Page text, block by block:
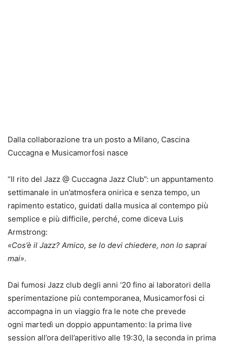
Dalla collaborazione tra un posto a Milano, Cascina
Cuccagna e Musicamorfosi nasce
“Il rito del Jazz @ Cuccagna Jazz Club”: un appuntamento
settimanale in un’atmosfera onirica e senza tempo, un
rapimento estatico, guidati dalla musica al contempo più
semplice e più difficile, perché, come diceva Luis
Armstrong:
«Cos’è il Jazz? Amico, se lo devi chiedere, non lo saprai
mai».
Dai fumosi Jazz club degli anni ‘20 fino ai laboratori della
sperimentazione più contemporanea, Musicamorfosi ci
accompagna in un viaggio fra le note che prevede
ogni martedì un doppio appuntamento: la prima live
session all’ora dell’aperitivo alle 19:30, la seconda in prima